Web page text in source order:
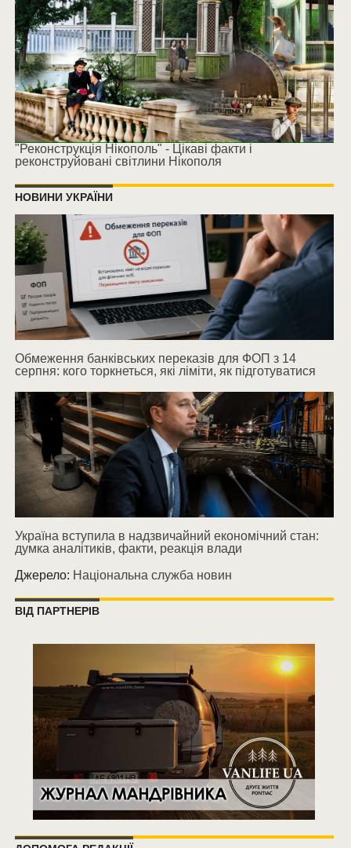
"Реконструкція Нікополь" - Цікаві факти і
реконструйовані світлини Нікополя
НОВИНИ УКРАЇНИ
Обмеження банківських переказів для ФОП з 14
серпня: кого торкнеться, які ліміти, як підготуватися
Україна вступила в надзвичайний економічний стан:
думка аналітиків, факти, реакція влади
Джерело: Національна служба новин
ВІД ПАРТНЕРІВ